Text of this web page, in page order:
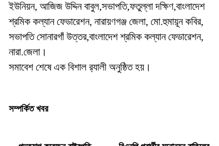
ইউনিয়ন, আজিজ উদ্দিন বাবুল,সভাপতি,ফতুল্লা দক্ষিণ,বাংলাদেশ
শ্রমিক কল্যান ফেডারেশন, নারায়ণগঞ্জ জেলা, মো.হুমায়ূন কবির,
সভাপতি সোনারগাঁ উত্তর,বাংলাদেশ শ্রমিক কল্যান ফেডারেশন,
নারা.জেলা।
সমাবেশ শেষে এক বিশাল র‍্যালী অনুষ্ঠিত হয়।
সম্পর্কিত খবর